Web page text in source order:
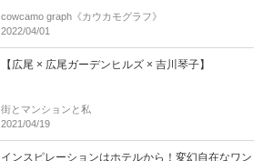
cowcamo graph《カウカモグラフ》
2022/04/01
【広尾 × 広尾ガーデンヒルズ × 吉川琴子】
街とマンションと私
2021/04/19
インスピレーションはホテルから！変幻自在なワン